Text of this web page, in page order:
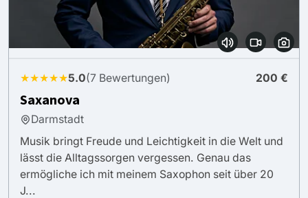
★★★★★5.0(7 Bewertungen) 200 €
Saxanova
Darmstadt
Musik bringt Freude und Leichtigkeit in die Welt und
lässt die Alltagssorgen vergessen. Genau das
ermögliche ich mit meinem Saxophon seit über 20
J...